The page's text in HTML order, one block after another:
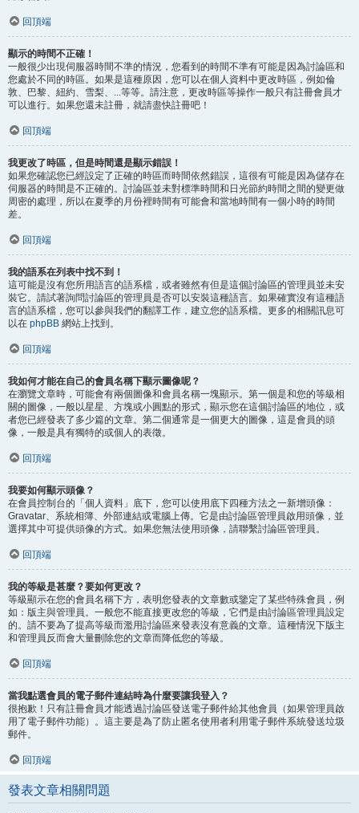
回頂端
顯示的時間不正確！
一般很少出現伺服器時間不準的情況，您看到的時間不準有可能是因為討論區和
您處於不同的時區。如果是這種原因，您可以在個人資料中更改時區，例如倫
敦、巴黎、紐約、雪梨、...等等。請注意，更改時區等操作一般只有註冊會員才
可以進行。如果您還未註冊，就請盡快註冊吧！
回頂端
我更改了時區，但是時間還是顯示錯誤！
如果您確認您已經設定了正確的時區而時間依然錯誤，這很有可能是因為儲存在
伺服器的時間是不正確的。討論區並未對標準時間和日光節約時間之間的變更做
周密的處理，所以在夏季的月份裡時間有可能會和當地時間有一個小時的時間
差。
回頂端
我的語系在列表中找不到！
這可能是沒有您所用語言的語系檔，或者雖然有但是這個討論區的管理員並未安
裝它。請試著詢問討論區的管理員是否可以安裝這種語言。如果確實沒有這種語
言的語系檔，您可以參與我們的翻譯工作，建立您的語系檔。更多的相關訊息可
以在 phpBB 網站上找到。
回頂端
我如何才能在自己的會員名稱下顯示圖像呢？
在瀏覽文章時，可能會有兩個圖像和會員名稱一塊顯示。第一個是和您的等級相
關的圖像，一般以星星、方塊或小圓點的形式，顯示您在這個討論區的地位，或
者您已經發表了多少篇的文章。第二個通常是一個更大的圖像，這是會員的頭
像，一般是具有獨特的或個人的表徵。
回頂端
我要如何顯示頭像？
在會員控制台的「個人資料」底下，您可以使用底下四種方法之一新增頭像：
Gravatar、系統相簿、外部連結或電腦上傳。它是由討論區管理員啟用頭像，並
選擇其中可提供頭像的方式。如果您無法使用頭像，請聯繫討論區管理員。
回頂端
我的等級是甚麼？要如何更改？
等級顯示在您的會員名稱下方，表明您發表的文章數或鑒定了某些特殊會員，例
如：版主與管理員。一般您不能直接更改您的等級，它們是由討論區管理員設定
的。請不要為了提高等級而濫用討論區來發表沒有意義的文章。這種情況下版主
和管理員反而會大量刪除您的文章而降低您的等級。
回頂端
當我點選會員的電子郵件連結時為什麼要讓我登入？
很抱歉！只有註冊會員才能透過討論區發送電子郵件給其他會員（如果管理員啟
用了電子郵件功能）。這主要是為了防止匿名使用者利用電子郵件系統發送垃圾
郵件。
回頂端
發表文章相關問題